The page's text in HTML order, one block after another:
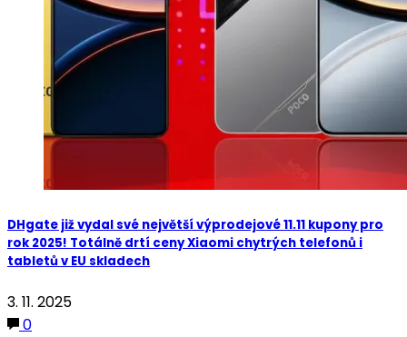
DHgate již vydal své největší výprodejové 11.11 kupony pro
rok 2025! Totálně drtí ceny Xiaomi chytrých telefonů i
tabletů v EU skladech
3. 11. 2025
0